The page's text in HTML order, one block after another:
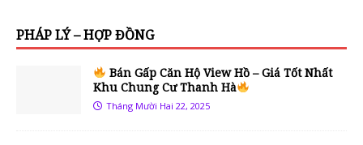
PHÁP LÝ – HỢP ĐỒNG
Bán Gấp Căn Hộ View Hồ – Giá Tốt Nhất
Khu Chung Cư Thanh Hà
Tháng Mười Hai 22, 2025